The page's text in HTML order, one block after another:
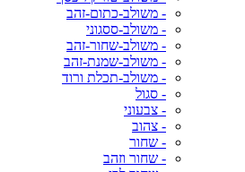
- משולב-כתום-זהב
- משולב-ססגוני
- משולב-שחור-זהב
- משולב-שמנת-זהב
- משולב-תכלת ורוד
- סגול
- צבעוני
- צהוב
- שחור
- שחור וזהב